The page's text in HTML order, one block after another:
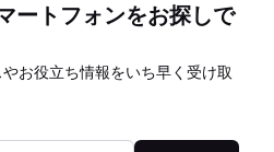
ートフォンをお探しで
お役立ち情報をいち早く受け取